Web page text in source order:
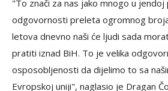
"To znači za nas jako mnogo u
odgovornosti preleta ogromnog
letova dnevno naši će ljudi sada
pratiti iznad BiH. To je velika
osposobljenosti da dijelimo to sa
Evropskoj uniji", naglasio je Dragan